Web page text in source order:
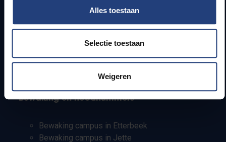
Alles toestaan
Selectie toestaan
Weigeren
Personeel
Leerkrachten en secundaire scholen
Werkstudenten
Internationale studenten
Bewaking en noodnummers
Bewaking campus in Etterbeek
Bewaking campus in Jette